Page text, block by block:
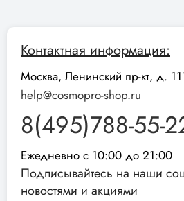
Контактная информация:
Москва, Ленинский пр-кт, д.
help@cosmopro-shop.ru
8(495)788-55-
Ежедневно с 10:00 до 21:00
Подписывайтесь на наши
новостями и акциями